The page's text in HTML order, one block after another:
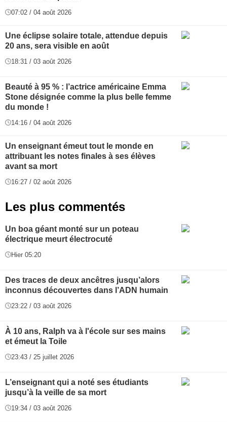
07:02 / 04 août 2026
Une éclipse solaire totale, attendue depuis
20 ans, sera visible en août
18:31 / 03 août 2026
Beauté à 95 % : l’actrice américaine Emma
Stone désignée comme la plus belle femme
du monde !
14:16 / 04 août 2026
Un enseignant émeut tout le monde en
attribuant les notes finales à ses élèves
avant sa mort
16:27 / 02 août 2026
Les plus commentés
Un boa géant monté sur un poteau
électrique meurt électrocuté
Hier 05:20
Des traces de deux ancêtres jusqu’alors
inconnus découvertes dans l’ADN humain
23:22 / 03 août 2026
À 10 ans, Ralph va à l'école sur ses mains
et émeut la Toile
23:43 / 25 juillet 2026
L’enseignant qui a noté ses étudiants
jusqu’à la veille de sa mort
19:34 / 03 août 2026